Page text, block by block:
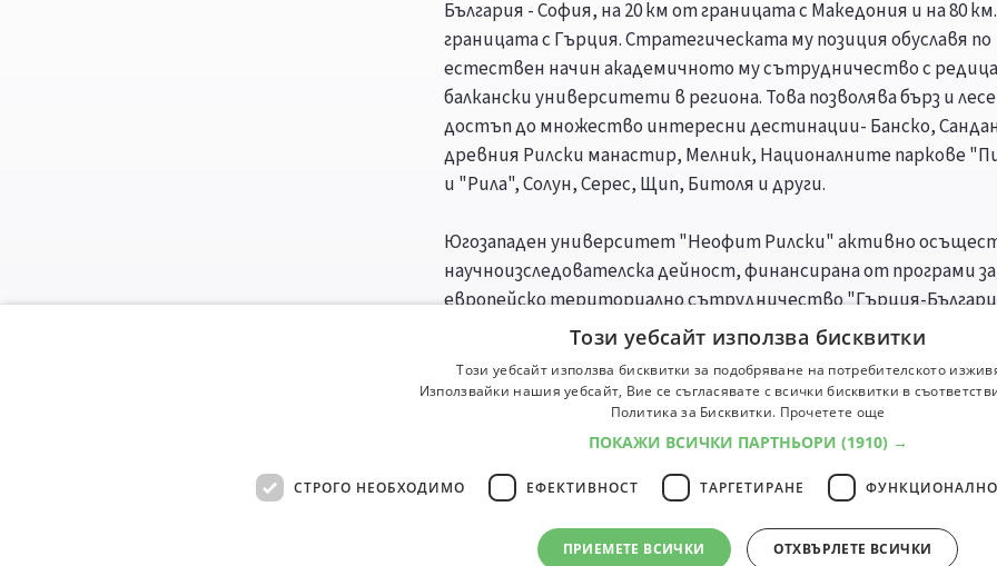
България - София, на 20 км от границата с Македония и на 80
границата с Гърция. Стратегическата му позиция обуславя по
естествен начин академичното му сътрудничество с редица
балкански университети в региона. Това позволява бърз и
достъп до множество интересни дестинации- Банско,
древния Рилски манастир, Мелник, Националните паркове
и "Рила", Солун, Серес, Щип, Битоля и други.
Югозападен университет "Неофит Рилски" активно
научноизследователска дейност, финансирана от програми за
европейско териториално сътрудничество "Гърция-
"България Македония", Шеста и седма рамкова програма , Фонд
"Научни изследвания", Световната банка, Фондация "Отворено
общество", CEEPUS, DAAD, PHARE, DAPHNE III, INTAS, COST,
"Развитие на човешките ресурси" и Програма "Учене през
Специалности Професии
Този уебсайт използва бисквитки
Този уебсайт използва бисквитки за подобряване на потребителското
Използвайки нашия уебсайт, Вие се съгласявате с всички бисквитки в
Политика за Бисквитки. Прочетете още
ПОКАЖИ ВСИЧКИ ПАРТНЬОРИ (1910) →
СТРОГО НЕОБХОДИМО ЕФЕКТИВНОСТ ТАРГЕТИРАНЕ
ПРИЕМЕТЕ ВСИЧКИ ОТХВЪРЛЕТЕ ВСИЧКИ